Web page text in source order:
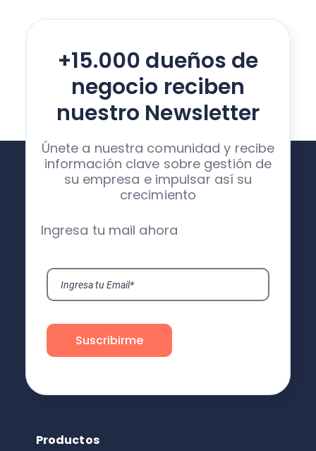
+15.000 dueños de
negocio reciben
nuestro Newsletter
Únete a nuestra comunidad y recibe
información clave sobre gestión de
su empresa e impulsar así su
crecimiento
Ingresa tu mail ahora
Productos